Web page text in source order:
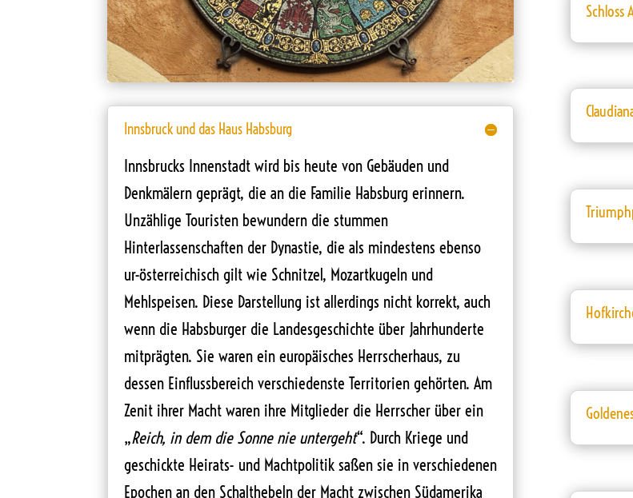
Innsbruck und das Haus Habsburg
Innsbrucks Innenstadt wird bis heute von Gebäuden und
Denkmälern geprägt, die an die Familie Habsburg erinnern.
Unzählige Touristen bewundern die stummen
Hinterlassenschaften der Dynastie, die als mindestens ebenso
ur-österreichisch gilt wie Schnitzel, Mozartkugeln und
Mehlspeisen. Diese Darstellung ist allerdings nicht korrekt, auch
wenn die Habsburger die Landesgeschichte über Jahrhunderte
mitprägten. Sie waren ein europäisches Herrscherhaus, zu
dessen Einflussbereich verschiedenste Territorien gehörten. Am
Zenit ihrer Macht waren ihre Mitglieder die Herrscher über ein
„Reich, in dem die Sonne nie untergeht“. Durch Kriege und
geschickte Heirats- und Machtpolitik saßen sie in verschiedenen
Epochen an den Schalthebeln der Macht zwischen Südamerika
Schloss